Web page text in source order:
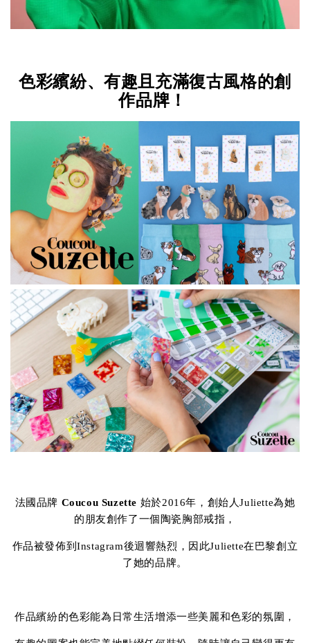
色彩繽紛、有趣且充滿復古風格的創
作品牌！
法國品牌 Coucou Suzette 始於2016年，創始人Juliette為她
的朋友創作了一個陶瓷胸部戒指，
作品被發佈到Instagram後迴響熱烈，因此Juliette在巴黎創立
了她的品牌。
作品繽紛的色彩能為日常生活增添一些美麗和色彩的氛圍，